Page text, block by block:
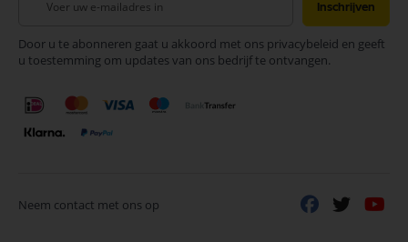
onze
nieuwsbrief
Inschrijven
Door u te abonneren gaat u akkoord met ons privacybeleid en geeft
u toestemming om updates van ons bedrijf te ontvangen.
Neem contact met ons op